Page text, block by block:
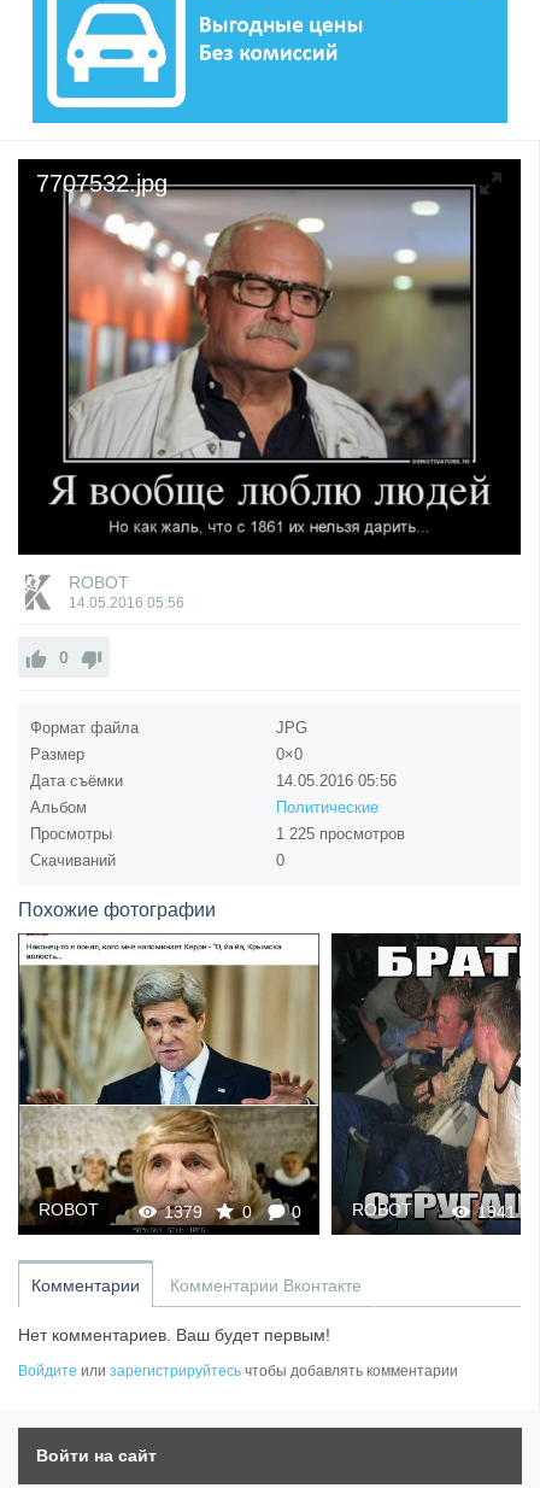
7707532.jpg
ROBOT
14.05.2016 05:56
0
Формат файла
JPG
Размер
0×0
Дата съёмки
14.05.2016 05:56
Альбом
Политические
Просмотры
1 225 просмотров
Скачиваний
0
Похожие фотографии
1379 0 0
ROBOT 1941
ROBOT
Комментарии Комментарии Вконтакте
Нет комментариев. Ваш будет первым!
Войдите или зарегистрируйтесь чтобы добавлять комментарии
Войти на сайт